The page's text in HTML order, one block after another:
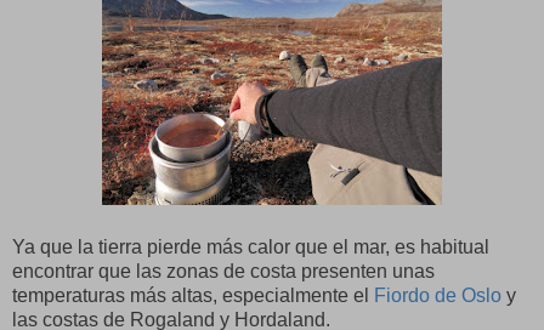
Ya que la tierra pierde más calor que el mar, es habitual
encontrar que las zonas de costa presenten unas
temperaturas más altas, especialmente el
Fiordo de Oslo y
las costas de Rogaland y Hordaland.